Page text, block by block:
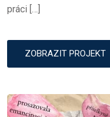
práci […]
ZOBRAZIT PROJEKT